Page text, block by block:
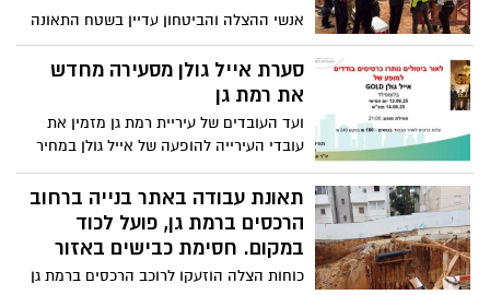
כוחות הצלה הוזעקו לרוכב הרכסים ברמת גן
נוספים בהמשך
הגזרה החדשה של העירייה
מקוממת את בעלי העסקים בעיר
בעלי עסקים ברמת גן יוצאים נגד העלאת
אגרות ״שלטי ההכוונה״. חלק מבעלי העסקים